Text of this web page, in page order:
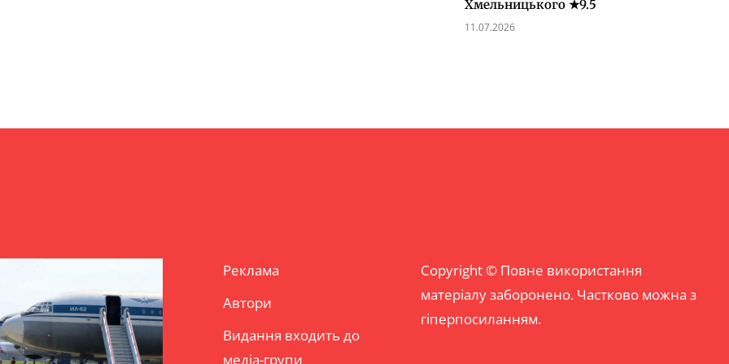
Хмельницького ★9.5
11.07.2026
Реклама
Автори
Видання входить до
медіа-групи
Copyright © Повне використання
матеріалу заборонено. Частково можна з
гіперпосиланням.